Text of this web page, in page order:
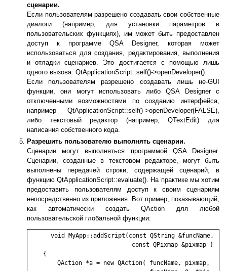
сценарии.
Если пользователям разрешено создавать свои собственные
диалоги (например, для установки параметров в
пользовательских функциях), им может быть предоставлен
доступ к программе QSA Designer, которая может
использоваться для создания, редактирования, выполнения
и отладки сценариев. Это достигается с помощью лишь
одного вызова: QtApplicationScript::self()->openDeveloper().
Если пользователям разрешено создавать лишь не-GUI
функции, они могут использовать либо QSA Designer с
отключенными возможностями по созданию интерфейса,
например QtApplicationScript::self()->openDeveloper(FALSE),
либо текстовый редактор (например, QTextEdit) для
написания собственного кода.
Разрешить пользователю выполнять сценарии.
Сценарии могут выполняться программой QSA Designer.
Сценарии, созданные в текстовом редакторе, могут быть
выполнены передачей строки, содержащей сценарий, в
функцию QtApplicationScript::evaluate(). На практике мы хотим
предоставить пользователям доступ к своим сценариям
непосредственно из приложения. Вот пример, показывающий,
как автоматически создать QAction для любой
пользовательской глобальной функции:
    void MyApp::addScript(const QString &funcName,
                             const QPixmap &pixmap )
    {
        QAction *a = new QAction( funcName, pixmap,